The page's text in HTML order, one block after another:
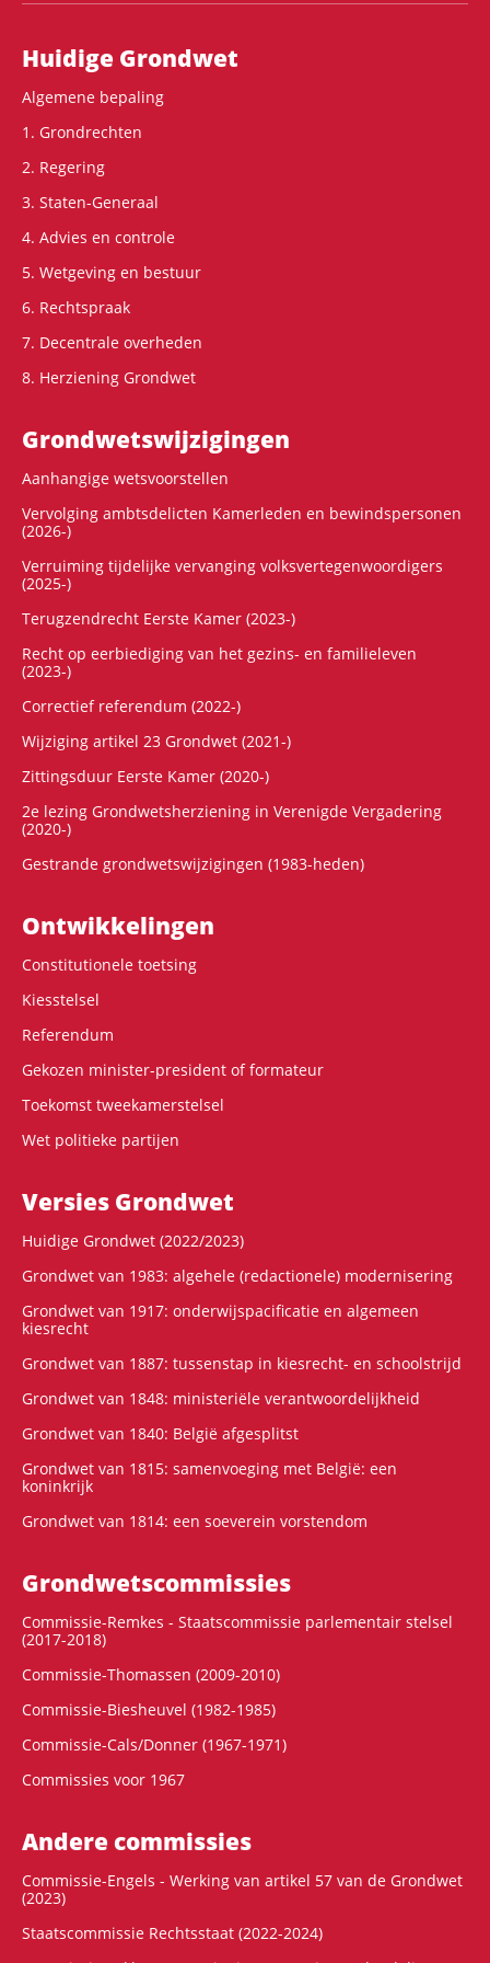
Hoofdnavigatie
Huidige Grondwet
Algemene bepaling
1. Grondrechten
2. Regering
3. Staten-Generaal
4. Advies en controle
5. Wetgeving en bestuur
6. Rechtspraak
7. Decentrale overheden
8. Herziening Grondwet
Grondwets­wijzigingen
Aanhangige wetsvoorstellen
Vervolging ambtsdelicten Kamerleden en bewindspersonen
(2026-)
Verruiming tijdelijke vervanging volksvertegenwoordigers
(2025-)
Terugzendrecht Eerste Kamer (2023-)
Recht op eerbiediging van het gezins- en familieleven
(2023-)
Correctief referendum (2022-)
Wijziging artikel 23 Grondwet (2021-)
Zittingsduur Eerste Kamer (2020-)
2e lezing Grondwetsherziening in Verenigde Vergadering
(2020-)
Gestrande grondwetswijzigingen (1983-heden)
Ontwikke­lingen
Constitutionele toetsing
Kiesstelsel
Referendum
Gekozen minister-president of formateur
Toekomst tweekamerstelsel
Wet politieke partijen
Versies Grondwet
Huidige Grondwet (2022/2023)
Grondwet van 1983: algehele (redactionele) modernisering
Grondwet van 1917: onderwijspacificatie en algemeen
kiesrecht
Grondwet van 1887: tussenstap in kiesrecht- en schoolstrijd
Grondwet van 1848: ministeriële verantwoordelijkheid
Grondwet van 1840: België afgesplitst
Grondwet van 1815: samenvoeging met België: een
koninkrijk
Grondwet van 1814: een soeverein vorstendom
Grondwets­commissies
Commissie-Remkes - Staatscommissie parlementair stelsel
(2017-2018)
Commissie-Thomassen (2009-2010)
Commissie-Biesheuvel (1982-1985)
Commissie-Cals/Donner (1967-1971)
Commissies voor 1967
Andere commissies
Commissie-Engels - Werking van artikel 57 van de Grondwet
(2023)
Staatscommissie Rechtsstaat (2022-2024)